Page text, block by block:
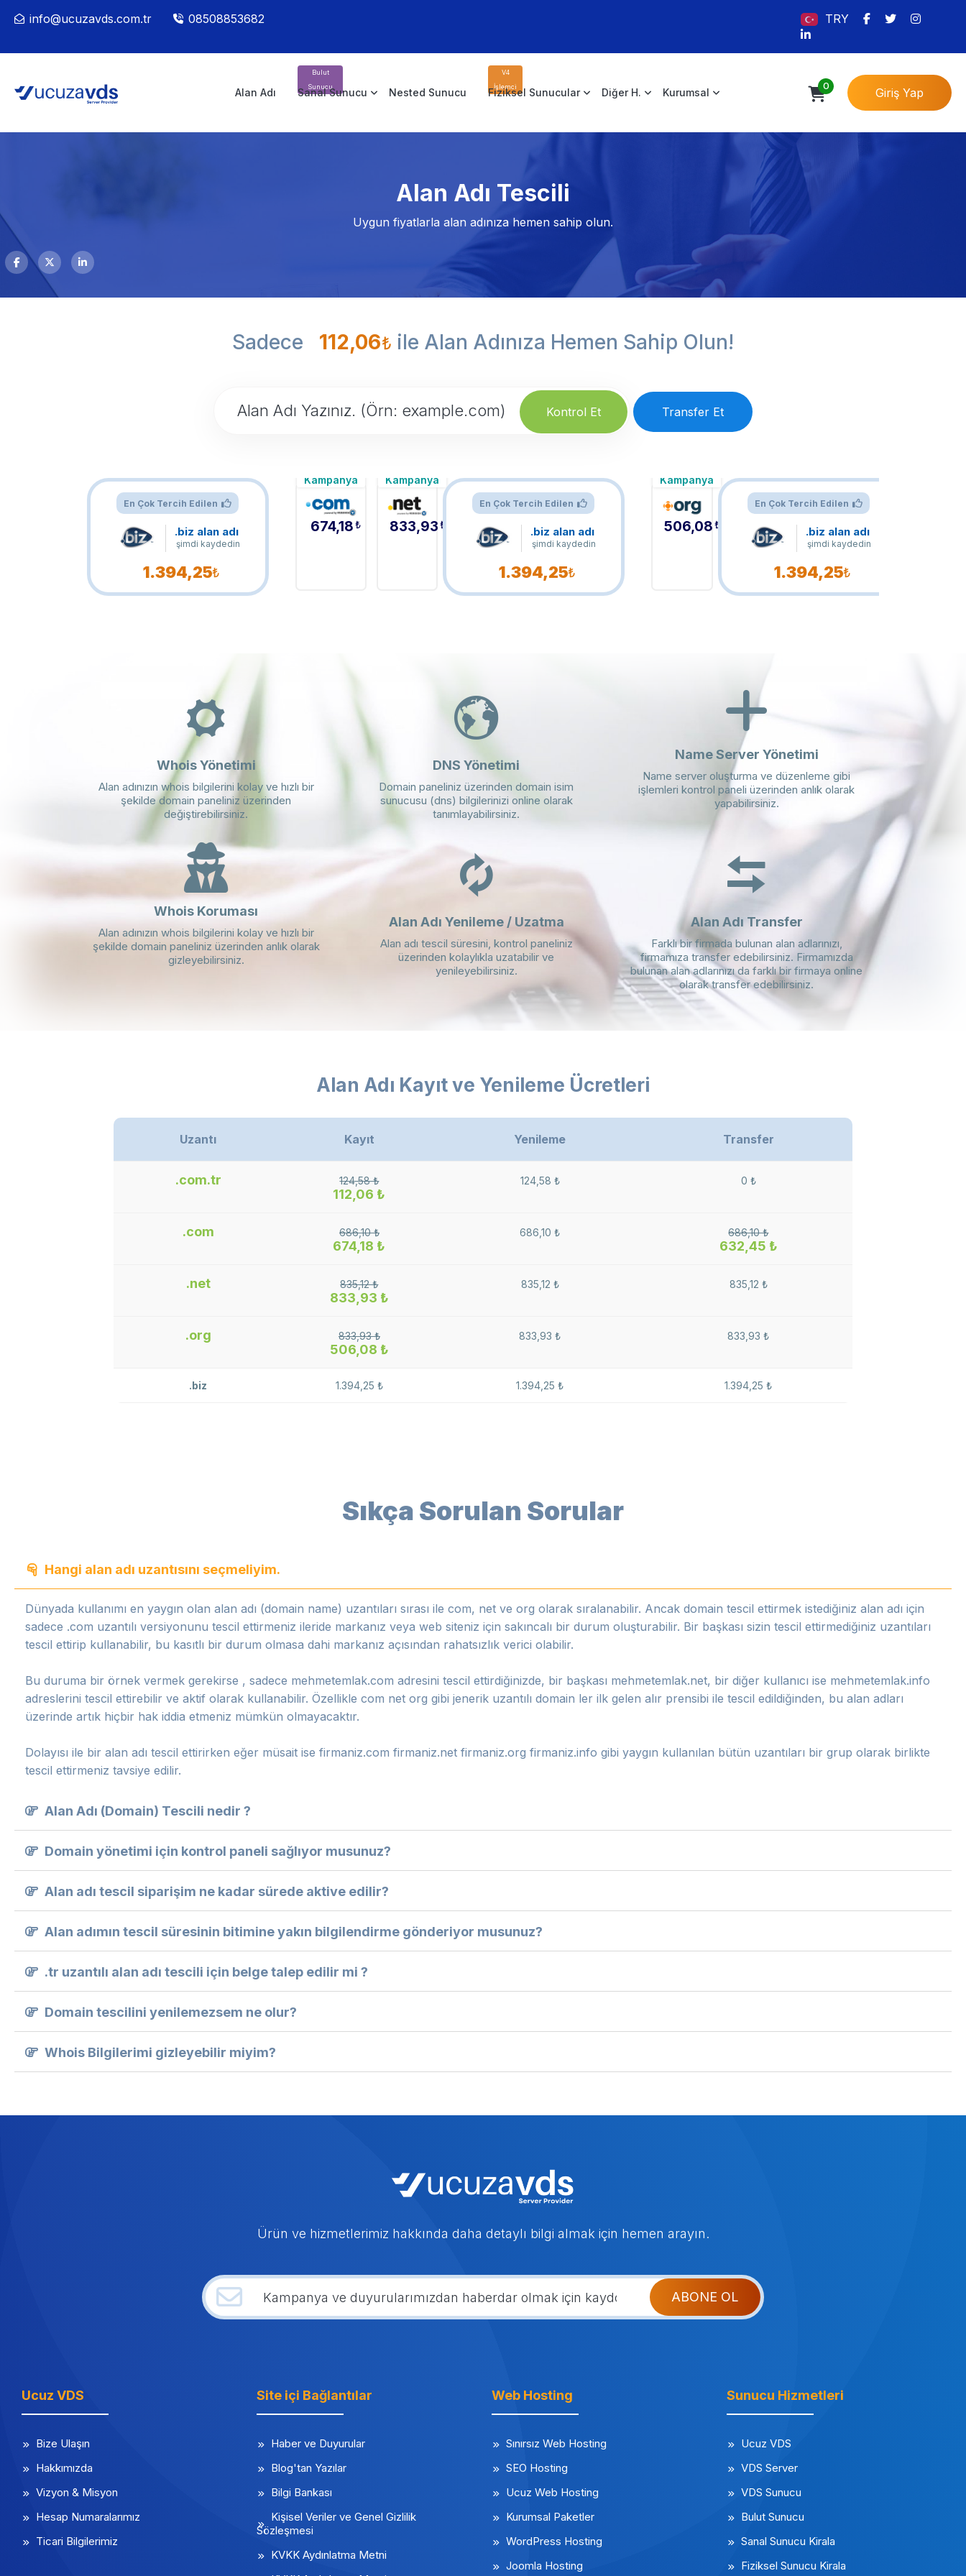
info@ucuzavds.com.tr 08508853682 TRY
Alan Adı
Bulut
Sunucu
Sanal Sunucu Nested Sunucu
V4
İşlemci
Fiziksel Sunucular Diğer H. Kurumsal
0 Giriş Yap
Alan Adı Tescili
Uygun fiyatlarla alan adınıza hemen sahip olun.
Sadece ₺
112,06 ile Alan Adınıza Hemen Sahip Olun!
Kontrol Et Transfer Et
En Çok Tercih Edilen
.biz alan adı
şimdi kaydedin
1.394,25₺
Kampanya
₺
674,18
Kampanya
₺
833,93
En Çok Tercih Edilen
.biz alan adı
şimdi kaydedin
1.394,25₺
Kampanya
₺
506,08
En Çok Tercih Edilen
.biz alan adı
şimdi kaydedin
1.394,25₺
Whois Yönetimi
Alan adınızın whois bilgilerini kolay ve hızlı bir
şekilde domain paneliniz üzerinden
değiştirebilirsiniz.
DNS Yönetimi
Domain paneliniz üzerinden domain isim
sunucusu (dns) bilgilerinizi online olarak
tanımlayabilirsiniz.
Name Server Yönetimi
Name server oluşturma ve düzenleme gibi
işlemleri kontrol paneli üzerinden anlık olarak
yapabilirsiniz.
Whois Koruması
Alan adınızın whois bilgilerini kolay ve hızlı bir
şekilde domain paneliniz üzerinden anlık olarak
gizleyebilirsiniz.
Alan Adı Yenileme / Uzatma
Alan adı tescil süresini, kontrol paneliniz
üzerinden kolaylıkla uzatabilir ve
yenileyebilirsiniz.
Alan Adı Transfer
Farklı bir firmada bulunan alan adlarınızı,
firmamıza transfer edebilirsiniz. Firmamızda
bulunan alan adlarınızı da farklı bir firmaya online
olarak transfer edebilirsiniz.
Alan Adı Kayıt ve Yenileme Ücretleri
Uzantı Kayıt Yenileme Transfer
.com.tr 124,58 ₺
112,06 ₺
124,58 ₺ 0 ₺
.com 686,10 ₺
674,18 ₺
686,10 ₺ 686,10 ₺
632,45 ₺
.net 835,12 ₺
833,93 ₺
835,12 ₺ 835,12 ₺
.org 833,93 ₺
506,08 ₺
833,93 ₺ 833,93 ₺
.biz 1.394,25 ₺ 1.394,25 ₺ 1.394,25 ₺
Sıkça Sorulan Sorular
Hangi alan adı uzantısını seçmeliyim.
Dünyada kullanımı en yaygın olan alan adı (domain name) uzantıları sırası ile com, net ve org olarak sıralanabilir. Ancak domain tescil ettirmek istediğiniz alan adı için
sadece .com uzantılı versiyonunu tescil ettirmeniz ileride markanız veya web siteniz için sakıncalı bir durum oluşturabilir. Bir başkası sizin tescil ettirmediğiniz uzantıları
tescil ettirip kullanabilir, bu kasıtlı bir durum olmasa dahi markanız açısından rahatsızlık verici olabilir.
Bu duruma bir örnek vermek gerekirse , sadece mehmetemlak.com adresini tescil ettirdiğinizde, bir başkası mehmetemlak.net, bir diğer kullanıcı ise mehmetemlak.info
adreslerini tescil ettirebilir ve aktif olarak kullanabilir. Özellikle com net org gibi jenerik uzantılı domain ler ilk gelen alır prensibi ile tescil edildiğinden, bu alan adları
üzerinde artık hiçbir hak iddia etmeniz mümkün olmayacaktır.
Dolayısı ile bir alan adı tescil ettirirken eğer müsait ise firmaniz.com firmaniz.net firmaniz.org firmaniz.info gibi yaygın kullanılan bütün uzantıları bir grup olarak birlikte
tescil ettirmeniz tavsiye edilir.
Alan Adı (Domain) Tescili nedir ?
Domain yönetimi için kontrol paneli sağlıyor musunuz?
Alan adı tescil siparişim ne kadar sürede aktive edilir?
Alan adımın tescil süresinin bitimine yakın bilgilendirme gönderiyor musunuz?
.tr uzantılı alan adı tescili için belge talep edilir mi ?
Domain tescilini yenilemezsem ne olur?
Whois Bilgilerimi gizleyebilir miyim?
Ürün ve hizmetlerimiz hakkında daha detaylı bilgi almak için hemen arayın.
ABONE OL
Ucuz VDS
Bize Ulaşın
Hakkımızda
Vizyon & Misyon
Hesap Numaralarımız
Ticari Bilgilerimiz
Site içi Bağlantılar
Haber ve Duyurular
Blog'tan Yazılar
Bilgi Bankası
Kişisel Veriler ve Genel Gizlilik
Sözleşmesi
KVKK Aydınlatma Metni
Web Hosting
Sınırsız Web Hosting
SEO Hosting
Ucuz Web Hosting
Kurumsal Paketler
WordPress Hosting
Joomla Hosting
Sunucu Hizmetleri
Ucuz VDS
VDS Server
VDS Sunucu
Bulut Sunucu
Sanal Sunucu Kirala
Fiziksel Sunucu Kirala